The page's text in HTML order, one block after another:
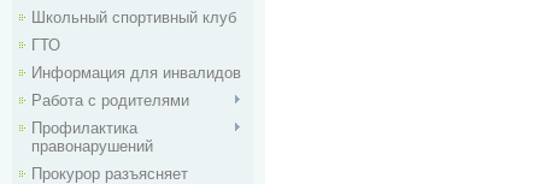
Школьный спортивный клуб
ГТО
Информация для инвалидов
Работа с родителями
Профилактика
правонарушений
Прокурор разъясняет